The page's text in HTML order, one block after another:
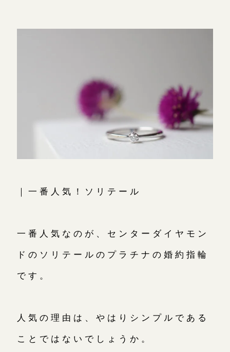
｜一番人気！ソリテール
一番人気なのが、センターダイヤモン
ドのソリテールのプラチナの婚約指輪
です。
人気の理由は、やはりシンプルである
ことではないでしょうか。